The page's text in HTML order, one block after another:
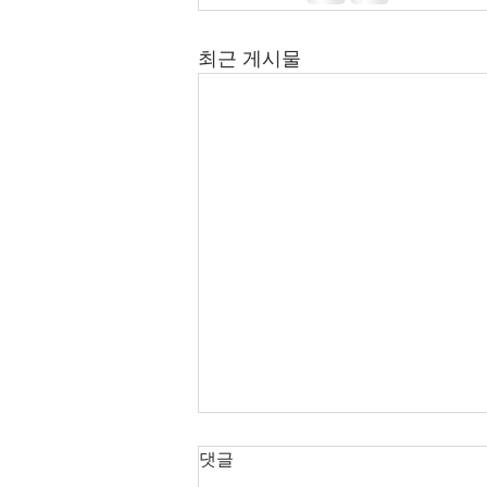
최근 게시물
2026년 7월 12-26일 주보입니
댓글